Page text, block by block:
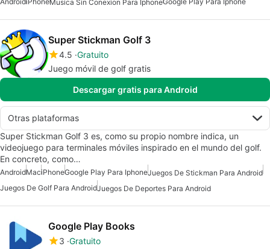
Musica Sin Conexion Para Iphone
Super Stickman Golf 3
4.5 Gratuito
Juego móvil de golf gratis
Descargar gratis para Android
Otras plataformas
Super Stickman Golf 3 es, como su propio nombre indica, un
videojuego para terminales móviles inspirado en el mundo del golf.
En concreto, como…
AndroidMaciPhoneGoogle Play Para IphoneJuegos De Stickman Para Android
Juegos De Golf Para AndroidJuegos De Deportes Para Android
Google Play Books
3 Gratuito